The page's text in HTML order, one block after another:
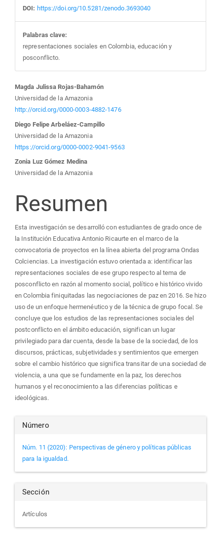
DOI: https://doi.org/10.5281/zenodo.3693040
Palabras clave:
representaciones sociales en Colombia, educación y
posconflicto.
Contenido
principal
del
artículo
Magda Julissa Rojas-Bahamón
Universidad de la Amazonia
http://orcid.org/0000-0003-4882-1476
Diego Felipe Arbeláez-Campillo
Universidad de la Amazonia
https://orcid.org/0000-0002-9041-9563
Zonia Luz Gómez Medina
Universidad de la Amazonia
Resumen
Esta investigación se desarrolló con estudiantes de grado once de
la Institución Educativa Antonio Ricaurte en el marco de la
convocatoria de proyectos en la línea abierta del programa Ondas
Colciencias. La investigación estuvo orientada a: identificar las
representaciones sociales de ese grupo respecto al tema de
posconflicto en razón al momento social, político e histórico vivido
en Colombia finiquitadas las negociaciones de paz en 2016. Se hizo
uso de un enfoque hermenéutico y de la técnica de grupo focal. Se
concluye que los estudios de las representaciones sociales del
postconflicto en el ámbito educación, significan un lugar
privilegiado para dar cuenta, desde la base de la sociedad, de los
discursos, prácticas, subjetividades y sentimientos que emergen
sobre el cambio histórico que significa transitar de una sociedad de
violencia, a una que se fundamente en la paz, los derechos
humanos y el reconocimiento a las diferencias políticas e
ideológicas.
Detalles
del
artículo
Número
Núm. 11 (2020): Perspectivas de género y políticas públicas
para la igualdad.
Sección
Artículos